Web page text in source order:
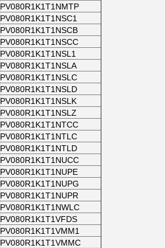
PV080R1K1T1NMTP
PV080R1K1T1NSC1
PV080R1K1T1NSCB
PV080R1K1T1NSCC
PV080R1K1T1NSL1
PV080R1K1T1NSLA
PV080R1K1T1NSLC
PV080R1K1T1NSLD
PV080R1K1T1NSLK
PV080R1K1T1NSLZ
PV080R1K1T1NTCC
PV080R1K1T1NTLC
PV080R1K1T1NTLD
PV080R1K1T1NUCC
PV080R1K1T1NUPE
PV080R1K1T1NUPG
PV080R1K1T1NUPR
PV080R1K1T1NWLC
PV080R1K1T1VFDS
PV080R1K1T1VMM1
PV080R1K1T1VMMC